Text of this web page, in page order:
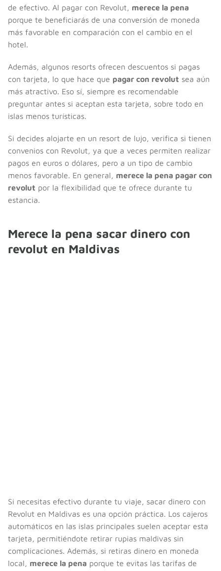
de efectivo. Al pagar con Revolut, merece la pena
porque te beneficiarás de una conversión de moneda
más favorable en comparación con el cambio en el
hotel.
Además, algunos resorts ofrecen descuentos si pagas
con tarjeta, lo que hace que pagar con revolut sea aún
más atractivo. Eso sí, siempre es recomendable
preguntar antes si aceptan esta tarjeta, sobre todo en
islas menos turísticas.
Si decides alojarte en un resort de lujo, verifica si tienen
convenios con Revolut, ya que a veces permiten realizar
pagos en euros o dólares, pero a un tipo de cambio
menos favorable. En general, merece la pena pagar con
revolut por la flexibilidad que te ofrece durante tu
estancia.
Merece la pena sacar dinero con
revolut en Maldivas
Si necesitas efectivo durante tu viaje, sacar dinero con
Revolut en Maldivas es una opción práctica. Los cajeros
automáticos en las islas principales suelen aceptar esta
tarjeta, permitiéndote retirar rupias maldivas sin
complicaciones. Además, si retiras dinero en moneda
local, merece la pena porque te evitas las tarifas de